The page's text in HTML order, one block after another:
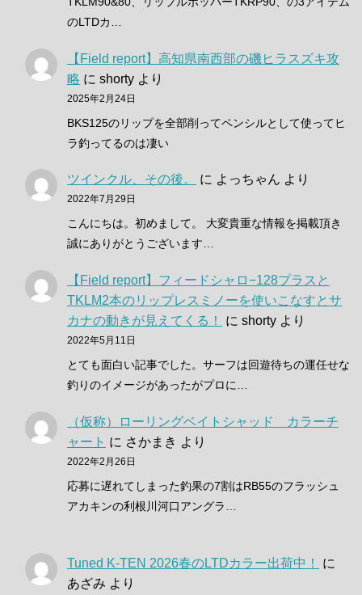
のLTDカ…
【Field report】高知県南西部の磯ヒラスズキ攻
略 に shorty より
2025年2月24日
BKS125のリップを全部削ってペンシルとして使ってヒ
ラ釣ってるのは凄い
ツインクル、その後。 に よっちゃん より
2022年7月29日
こんにちは。初めまして。 大変貴重な情報を掲載頂き
誠にありがとうございます…
【Field report】フィードシャロ−128プラスと
TKLM2本のリップレスミノーを使いこなすとサ
カナの動きが見えてくる！
に shorty より
2022年5月11日
とても面白い記事でした。サーフは回遊待ちの運任せな
釣りのイメージがあったがプロに…
（仮称）ローリングベイトシャッド カラーチ
ャート に さかまき より
2022年2月26日
応募に遅れてしまった釣果の7割はRB55のフラッシュ
アカキンの利根川河口アングラ…
Tuned K-TEN 2026春のLTDカラー出荷中！
に
あざみ より